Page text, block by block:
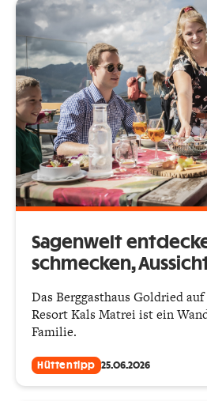
Sagenwelt
schmecken,
Das Berggasthaus Goldried
Resort Kals Matrei ist ein
Familie.
Hüttentipp 25.06.2026